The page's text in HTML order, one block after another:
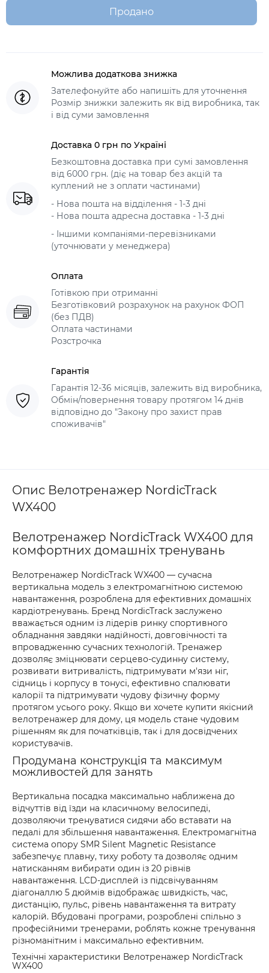
Продано
Можлива додаткова знижка
Зателефонуйте або напишіть для уточнення
Розмір знижки залежить як від виробника, так
і від суми замовлення
Доставка 0 грн по Україні
Безкоштовна доставка при сумі замовлення
від 6000 грн. (діє на товар без акцій та
куплений не з оплати частинами)
- Нова пошта на відділення - 1-3 дні
- Нова пошта адресна доставка - 1-3 дні
- Іншими компаніями-перевізниками
(уточнювати у менеджера)
Оплата
Готівкою при отриманні
Безготівковий розрахунок на рахунок ФОП
(без ПДВ)
Оплата частинами
Розстрочка
Гарантія
Гарантія 12-36 місяців, залежить від виробника,
Обмін/повернення товару протягом 14 днів
відповідно до "Закону про захист прав
споживачів"
Опис Велотренажер NordicTrack
WX400
Велотренажер NordicTrack WX400 для
комфортних домашніх тренувань
Велотренажер NordicTrack WX400 — сучасна
вертикальна модель з електромагнітною системою
навантаження, розроблена для ефективних домашніх
кардіотренувань. Бренд NordicTrack заслужено
вважається одним із лідерів ринку спортивного
обладнання завдяки надійності, довговічності та
впровадженню сучасних технологій. Тренажер
дозволяє зміцнювати серцево-судинну систему,
розвивати витривалість, підтримувати м'язи ніг,
сідниць і корпусу в тонусі, ефективно спалювати
калорії та підтримувати чудову фізичну форму
протягом усього року. Якщо ви хочете купити якісний
велотренажер для дому, ця модель стане чудовим
рішенням як для початківців, так і для досвідчених
користувачів.
Продумана конструкція та максимум
можливостей для занять
Вертикальна посадка максимально наближена до
відчуттів від їзди на класичному велосипеді,
дозволяючи тренуватися сидячи або вставати на
педалі для збільшення навантаження. Електромагнітна
система опору SMR Silent Magnetic Resistance
забезпечує плавну, тиху роботу та дозволяє одним
натисканням вибирати один із 20 рівнів
навантаження. LCD-дисплей із підсвічуванням
діагоналлю 5 дюймів відображає швидкість, час,
дистанцію, пульс, рівень навантаження та витрату
калорій. Вбудовані програми, розроблені спільно з
професійними тренерами, роблять кожне тренування
різноманітним і максимально ефективним.
Технічні характеристики Велотренажер NordicTrack
WX400